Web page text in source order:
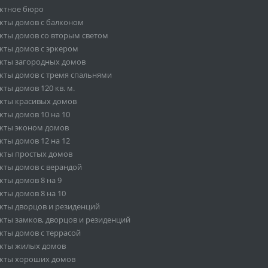
бюро
домов с балконом
домов со вторым светом
домов с эркером
загородных домов
домов с тремя спальнями
домов 120 кв. м.
красивых домов
домов 10 на 10
эконом домов
домов 12 на 12
простых домов
домов с верандой
домов 8 на 9
домов 8 на 10
дворцов и резиденций
замков, дворцов и резиденций
домов с террасой
жилых домов
хороших домов